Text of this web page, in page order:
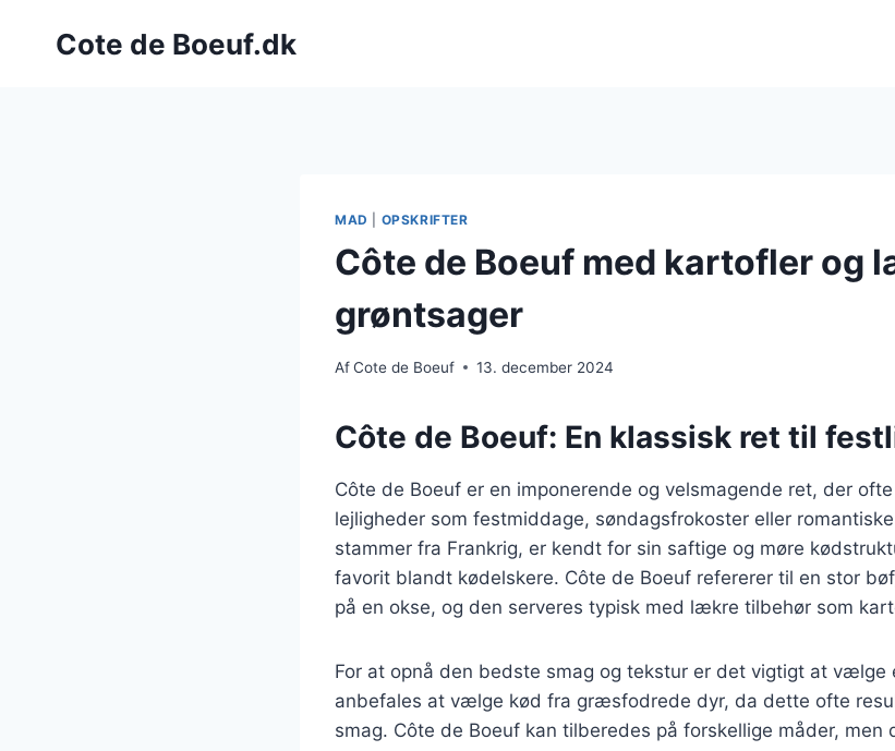
Cote de Boeuf.dk
MAD OPSKRIFTER
Côte de Boeuf med kartofler og
grøntsager
AfCote de Boeuf 13. december 2024
Côte de Boeuf: En klassisk ret til
Côte de Boeuf er en imponerende og velsmagende ret, der
lejligheder som festmiddage, søndagsfrokoster eller
stammer fra Frankrig, er kendt for sin saftige og møre
favorit blandt kødelskere. Côte de Boeuf refererer til en stor
på en okse, og den serveres typisk med lækre tilbehør som
For at opnå den bedste smag og tekstur er det vigtigt at vælge
anbefales at vælge kød fra græsfodrede dyr, da dette ofte
smag. Côte de Boeuf kan tilberedes på forskellige måder,